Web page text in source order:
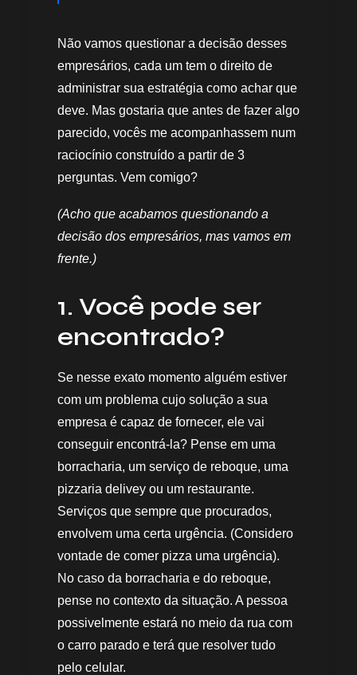
Não vamos questionar a decisão desses
empresários, cada um tem o direito de
administrar sua estratégia como achar que
deve. Mas gostaria que antes de fazer algo
parecido, vocês me acompanhassem num
raciocínio construído a partir de 3
perguntas. Vem comigo?
(Acho que acabamos questionando a
decisão dos empresários, mas vamos em
frente.)
1. Você pode ser
encontrado?
Se nesse exato momento alguém estiver
com um problema cujo solução a sua
empresa é capaz de fornecer, ele vai
conseguir encontrá-la? Pense em uma
borracharia, um serviço de reboque, uma
pizzaria delivey ou um restaurante.
Serviços que sempre que procurados,
envolvem uma certa urgência. (Considero
vontade de comer pizza uma urgência).
No caso da borracharia e do reboque,
pense no contexto da situação. A pessoa
possivelmente estará no meio da rua com
o carro parado e terá que resolver tudo
pelo celular.